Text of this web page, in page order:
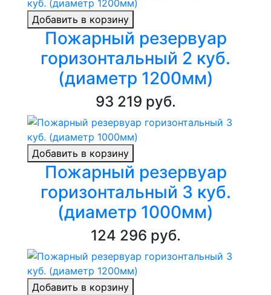
Добавить в корзину
Пожарный резервуар
горизонтальный 2 куб.
(диаметр 1200мм)
93 219 руб.
Добавить в корзину
Пожарный резервуар
горизонтальный 3 куб.
(диаметр 1000мм)
124 296 руб.
Добавить в корзину